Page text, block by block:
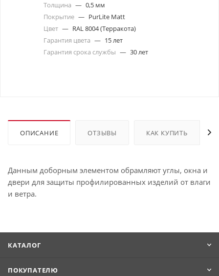
Толщина — 0,5 мм
Покрытие — PurLite Matt
Цвет — RAL 8004 (Терракота)
Гарантия цвета — 15 лет
Гарантия срока службы — 30 лет
ОПИСАНИЕ ОТЗЫВЫ КАК КУПИТЬ
Данным доборным элементом обрамляют углы, окна и
двери для защиты профилированных изделий от влаги
и ветра.
КАТАЛОГ
ПОКУПАТЕЛЮ